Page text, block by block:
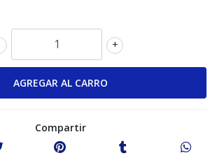
+
Compartir